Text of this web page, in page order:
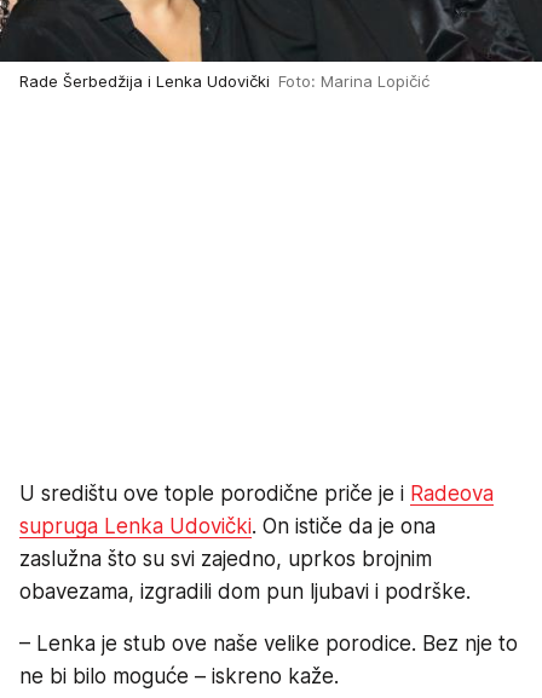
Rade Šerbedžija i Lenka Udovički Foto: Marina Lopičić
U središtu ove tople porodične priče je i Radeova
supruga Lenka Udovički. On ističe da je ona
zaslužna što su svi zajedno, uprkos brojnim
obavezama, izgradili dom pun ljubavi i podrške.
– Lenka je stub ove naše velike porodice. Bez nje to
ne bi bilo moguće – iskreno kaže.